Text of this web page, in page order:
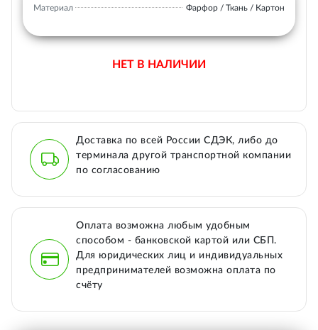
Материал
Фарфор / Ткань / Картон
НЕТ В НАЛИЧИИ
Доставка по всей России СДЭК, либо до
терминала другой транспортной компании
по согласованию
Оплата возможна любым удобным
способом - банковской картой или СБП.
Для юридических лиц и индивидуальных
предпринимателей возможна оплата по
счёту